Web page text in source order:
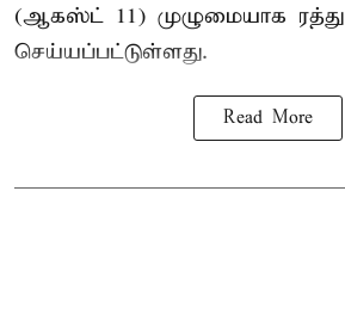
(ஆகஸ்ட் 11) முழுமையாக ரத்து
செய்யப்பட்டுள்ளது.
Read More